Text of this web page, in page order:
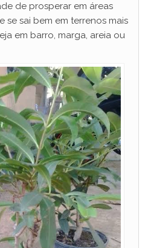
de prosperar em áreas
se sai bem em terrenos mais
em barro, marga, areia ou